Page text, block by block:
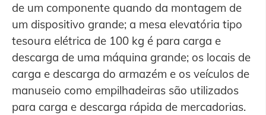
de um componente quando da montagem de
um dispositivo grande; a mesa elevatória tipo
tesoura elétrica de 100 kg é para carga e
descarga de uma máquina grande; os locais de
carga e descarga do armazém e os veículos de
manuseio como empilhadeiras são utilizados
para carga e descarga rápida de mercadorias.